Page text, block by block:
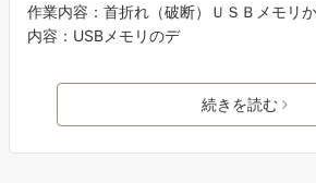
作業内容：首折れ（破断）ＵＳＢメモリ
内容：USBメモリのデ
続きを読む